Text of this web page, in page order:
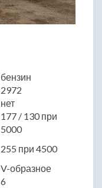
бензин
2972
нет
177 / 130 при
5000
255 при 4500
V-образное
6